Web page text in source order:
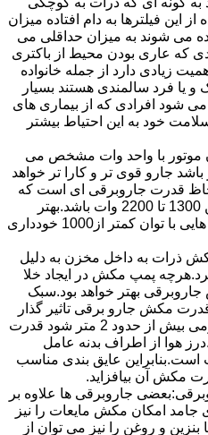
از این فیلترها به دام افتاده میزان
می شوند به میزان حداقلی می
که عاری بودن محیط از باکتری
زیادی دارد از جمله خانواده
یا فرد سالمندی هستند بسیار
شود افرادی که از بیماری های
خود به این احتیاط بیشتر
موتور با واحد وات مشخص می
باشد جارو قوی تر و کارا تر خواهد
قدرت جاروبرقی ای است که
میزان توان و قدرت آن بین 1300 تا 2200 وات باشد.بهتر
است از انتخاب جاروبرقی هایی با توان کمتر از1000 خودداری
ذرات به داخل مخزن به دلیل
پمپ مکش در ایجاد خلا
بهتر خواهد بود.سبک
مکش جارو برقی تاثیر گذار
است.مثلا اگر طول خرطومی بیش از حدود 2 متر شود قدرت
هوا از اطراف بدنه عامل
عایق بندی مناسب
مکش آن بیافزاید.
جاروبرقی ها علاوه بر
امکان مکش مایعات را نیز
بنزین و روغن را نیز می توان از